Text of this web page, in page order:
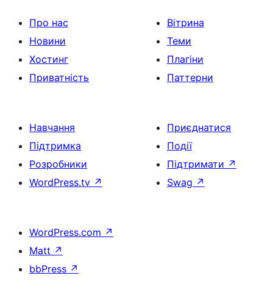
Про нас
Новини
Хостинг
Приватність
Вітрина
Теми
Плагіни
Паттерни
Навчання
Підтримка
Розробники
WordPress.tv ↗
Приєднатися
Події
Підтримати ↗
Swag ↗
WordPress.com ↗
Matt ↗
bbPress ↗